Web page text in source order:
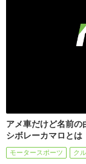
アメ車だけど名前
シボレーカマロとは
モータースポーツ ク